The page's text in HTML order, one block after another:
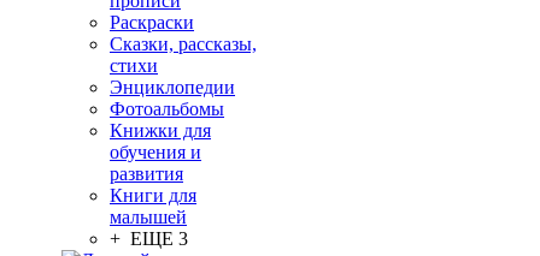
Раскраски
Сказки, рассказы,
стихи
Энциклопедии
Фотоальбомы
Книжки для
обучения и
развития
Книги для
малышей
+ ЕЩЕ 3